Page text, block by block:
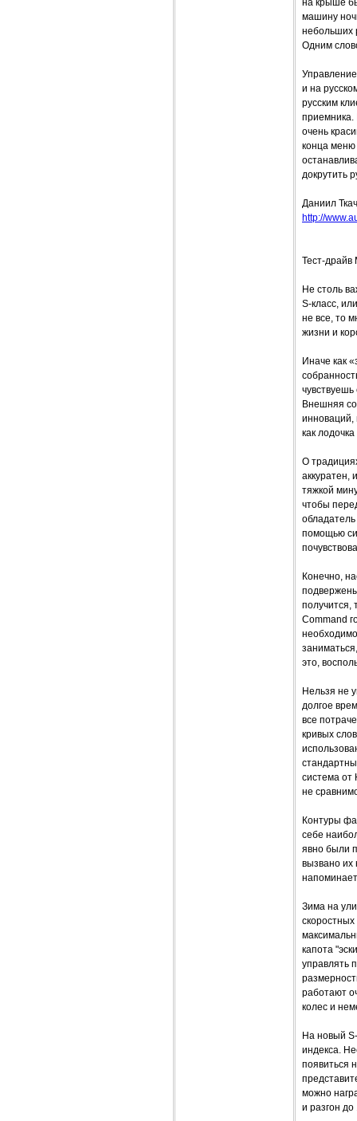
на крыше
машину
небольших
Одним
и на
русским
приемника.
очень
конца меню
докрутить
Даниил
http://
Тест-драйв
Не столь
S-класс,
не все, то
жизни и
Иначе как
Внешняя
инноваций,
как
О
аккуратен,
тяжкой
чтобы
помощью
Конечно,
получится,
Command
это,
Нельзя не
долгое
все
кривых
система от
не
Контуры
себе
явно были
вызвано их
Зима на
капота
управлять
работают
колес и
На новый
индекса.
появиться
можно
и разгон